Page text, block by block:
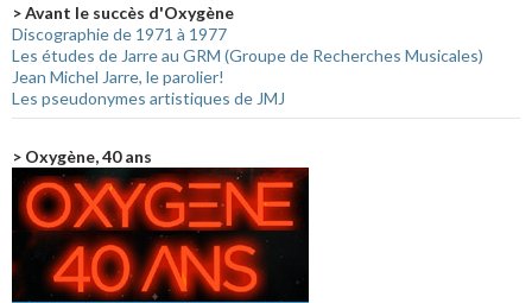
> Avant le succès d'Oxygène
Discographie de 1971 à 1977
Les études de Jarre au GRM (Groupe de Recherches Musicales)
Jean Michel Jarre, le parolier!
Les pseudonymes artistiques de JMJ
> Oxygène, 40 ans